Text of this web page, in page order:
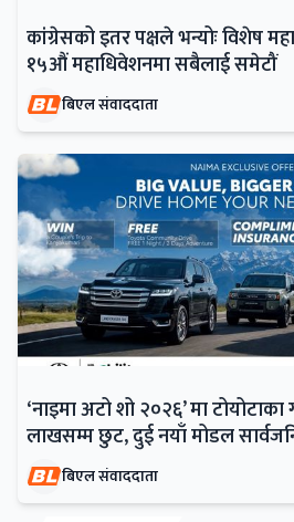
कांग्रेसको इतर पक्षले भन्योः विशेष
१५औं महाधिवेशनमा सबैलाई समेटौं
बिएल संवाददाता
‘नाइमा अटो शो २०२६’ मा
लाखसम्म छुट, दुई नयाँ मोडल
बिएल संवाददाता